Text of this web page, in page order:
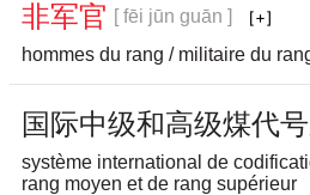
非军官 [ fēi jūn guān ]
hommes du rang / militaire du
国 际中级和高级煤代号
système international de
rang moyen et de rang supérieur